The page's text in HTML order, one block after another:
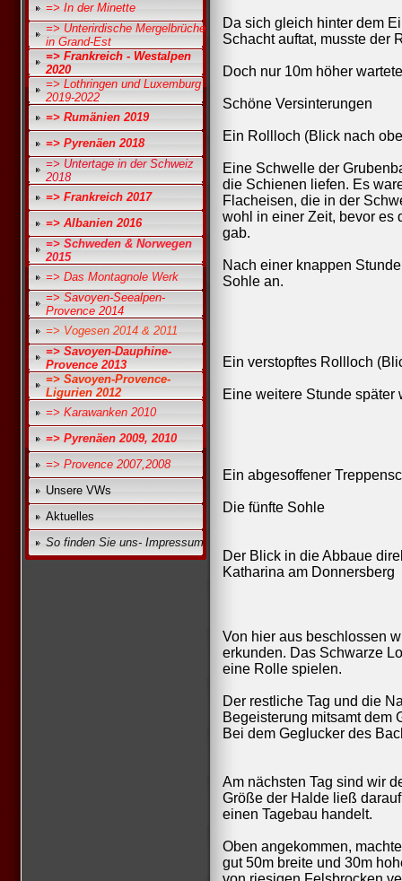
=> In der Minette
=> Unterirdische Mergelbrüche
in Grand-Est
=> Frankreich - Westalpen
2020
=> Lothringen und Luxemburg
2019-2022
=> Rumänien 2019
=> Pyrenäen 2018
=> Untertage in der Schweiz
2018
=> Frankreich 2017
=> Albanien 2016
=> Schweden & Norwegen
2015
=> Das Montagnole Werk
=> Savoyen-Seealpen-
Provence 2014
=> Vogesen 2014 & 2011
=> Savoyen-Dauphine-
Provence 2013
=> Savoyen-Provence-
Ligurien 2012
=> Karawanken 2010
=> Pyrenäen 2009, 2010
=> Provence 2007,2008
Unsere VWs
Aktuelles
So finden Sie uns- Impressum
Da sich gleich hinter dem
Schacht auftat, musste der
Doch nur 10m höher
Schöne Versinterungen
Ein Rollloch (Blick nach
Eine Schwelle der
die Schienen liefen. Es
Flacheisen, die in der
wohl in einer Zeit, bevor es
gab.
Nach einer knappen
Sohle an.
Ein verstopftes Rollloch
Eine weitere Stunde
Ein abgesoffener
Die fünfte Sohle
Der Blick in die Abbaue
Katharina am Donnersberg
Von hier aus beschlossen
erkunden. Das Schwarze
eine Rolle spielen.
Der restliche Tag und die
Begeisterung mitsamt dem
Bei dem Geglucker des
Am nächsten Tag sind wir
Größe der Halde ließ
einen Tagebau handelt.
Oben angekommen,
gut 50m breite und 30m